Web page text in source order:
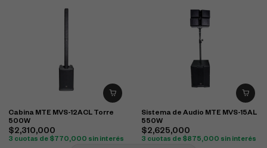
Cabina MTE MVS-12ACL Torre
500W
$2,310,000
3 cuotas de $ 770,000 sin interés
Sistema de Audio MTE MVS-15AL
550W
$2,625,000
3 cuotas de $875,000 sin interés